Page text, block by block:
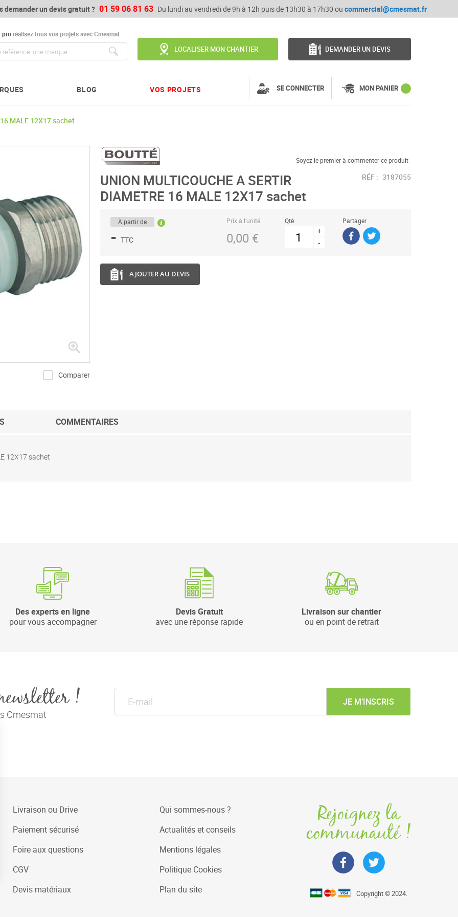
demander un devis gratuit ? 01 59 06 81 63 Du lundi au vendredi de 9h à 12h puis de 13h30 à 17h30 ou commercial@cmesmat.fr
proréalisez tous vos projets avec Cmesmat
LOCALISER MON CHANTIER DEMANDER UN DEVIS
BLOG VOS PROJETS SE CONNECTER MON PANIER
16 MALE 12X17 sachet
Comparer
Soyez le premier à commenter ce produit
UNION MULTICOUCHE A SERTIR
DIAMETRE 16 MALE 12X17 sachet
RÉF : 3187055
À partir de
- TTC
Prix à l’unité
0,00 €
Qté
+
-
Partager
AJOUTER AU DEVIS
12X17 sachet
COMMENTAIRES
Des experts en ligne
pour vous accompagner
Devis Gratuit
avec une réponse rapide
Livraison sur chantier
ou en point de retrait
!
Cmesmat
JE M’INSCRIS
Livraison ou Drive
Paiement sécurisé
Foire aux questions
CGV
Devis matériaux
Qui sommes-nous ?
Actualités et conseils
Mentions légales
Politique Cookies
Plan du site
Rejoignez la
communauté !
Copyright © 2024.